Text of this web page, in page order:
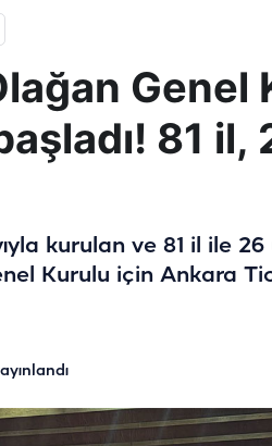
Genel
81
kurulan ve 81 il ile
Kurulu için Ankara